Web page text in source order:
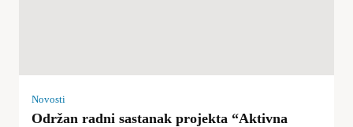
Novosti
Održan radni sastanak projekta “Aktivna